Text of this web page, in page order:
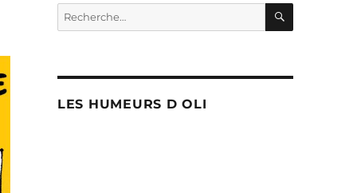
Recherche
pour :
LES HUMEURS D OLI